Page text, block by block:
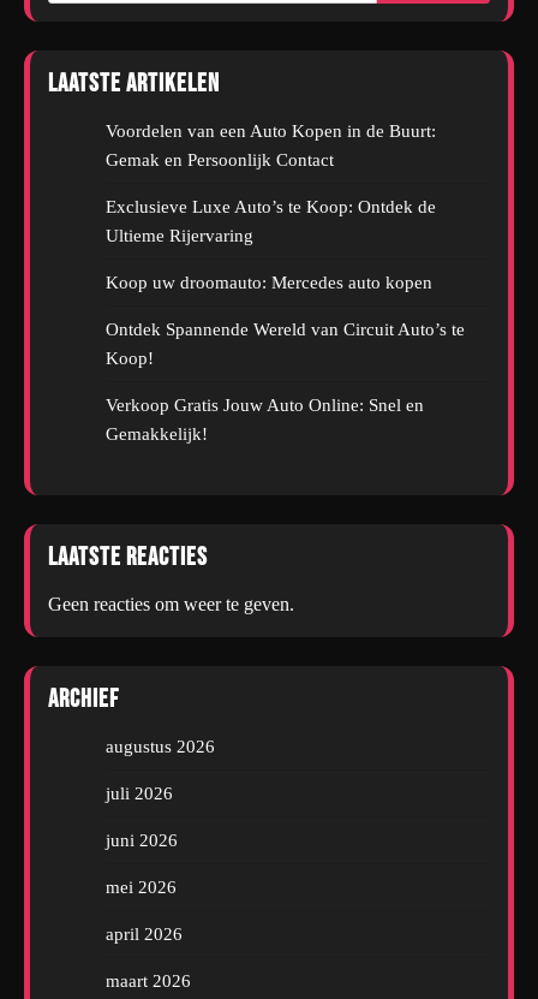
Laatste artikelen
Voordelen van een Auto Kopen in de Buurt:
Gemak en Persoonlijk Contact
Exclusieve Luxe Auto’s te Koop: Ontdek de
Ultieme Rijervaring
Koop uw droomauto: Mercedes auto kopen
Ontdek Spannende Wereld van Circuit Auto’s te
Koop!
Verkoop Gratis Jouw Auto Online: Snel en
Gemakkelijk!
Laatste reacties
Geen reacties om weer te geven.
Archief
augustus 2026
juli 2026
juni 2026
mei 2026
april 2026
maart 2026